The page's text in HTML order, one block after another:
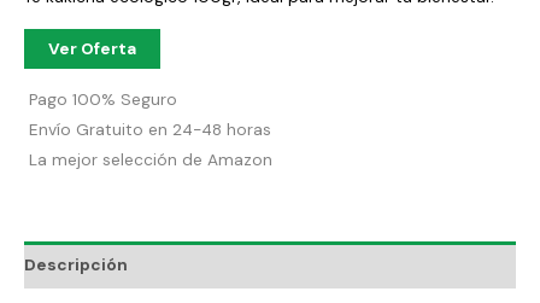
Ver Oferta
Pago 100% Seguro
Envío Gratuito en 24-48 horas
La mejor selección de Amazon
Descripción